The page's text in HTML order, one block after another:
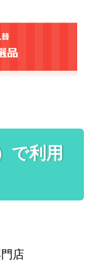
で利用
店